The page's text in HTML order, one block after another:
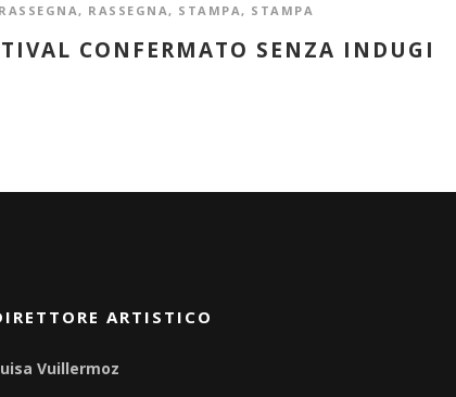
RASSEGNA , RASSEGNA , STAMPA , STAMPA
CONFERMATO SENZA INDUGI
ARTISTICO
Vuillermoz